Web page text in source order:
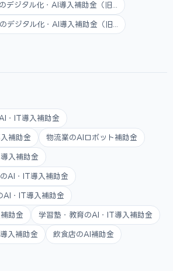
デジタル化・AI導入補助金（旧...
デジタル化・AI導入補助金（旧...
・IT導入補助金
補助金 物流業のAIロボット補助金
入補助金
AI・IT導入補助金
AI・IT導入補助金
助金 学習塾・教育のAI・IT導入補助金
入補助金 飲食店のAI補助金